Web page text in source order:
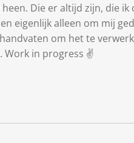
Die er altijd zijn, die
eigenlijk alleen om mij
om het te
Work in progress ✌️